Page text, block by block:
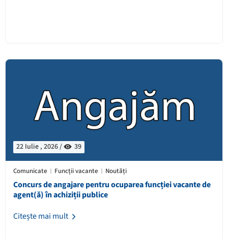
22 Iulie , 2026 / 39
Comunicate Funcții vacante Noutăți
Concurs de angajare pentru ocuparea funcției vacante de
agent(ă) în achiziții publice
Citește mai mult